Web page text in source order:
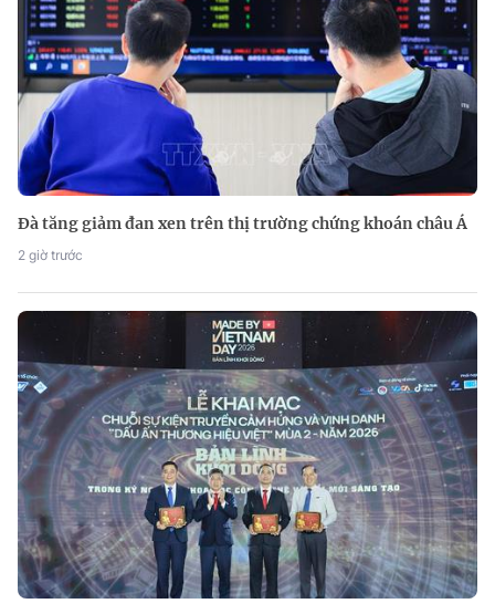
Đà tăng giảm đan xen trên thị trường chứng khoán châu Á
2 giờ trước